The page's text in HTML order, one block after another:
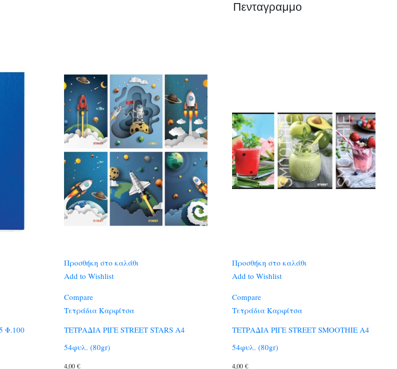
Πενταγραμμο
Φ.100
Προσθήκη στο καλάθι
Add to Wishlist
Compare
Τετράδια Καρφίτσα
ΤΕΤΡΑΔΙΑ ΡΙΓΕ STREET STARS A4
54φυλ. (80gr)
4,00 €
Προσθήκη στο καλάθι
Add to Wishlist
Compare
Τετράδια Καρφίτσα
ΤΕΤΡΑΔΙΑ ΡΙΓΕ STREET SMOOTHIE A4
54φυλ. (80gr)
4,00 €